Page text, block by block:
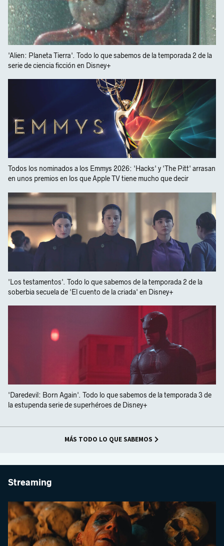
'Alien: Planeta Tierra'. Todo lo que sabemos de la temporada 2 de la
serie de ciencia ficción en Disney+
Todos los nominados a los Emmys 2026: 'Hacks' y 'The Pitt' arrasan
en unos premios en los que Apple TV tiene mucho que decir
'Los testamentos'. Todo lo que sabemos de la temporada 2 de la
soberbia secuela de 'El cuento de la criada' en Disney+
'Daredevil: Born Again'. Todo lo que sabemos de la temporada 3 de
la estupenda serie de superhéroes de Disney+
MÁS TODO LO QUE SABEMOS
Streaming